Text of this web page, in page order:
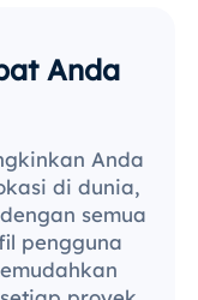
Anda
Anda
di dunia,
semua
pengguna